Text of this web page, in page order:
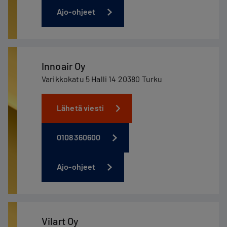
Ajo-ohjeet
Innoair Oy
Varikkokatu 5 Halli 14 20380 Turku
Lähetä viesti
0108360600
Ajo-ohjeet
Vilart Oy